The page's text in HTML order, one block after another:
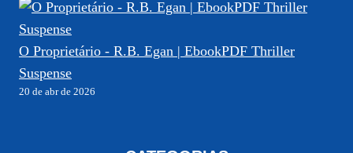
O Proprietário - R.B. Egan | EbookPDF Thriller
Suspense
20 de abr de 2026